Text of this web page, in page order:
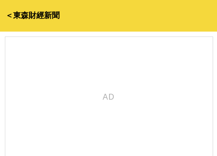
＜東森財經新聞